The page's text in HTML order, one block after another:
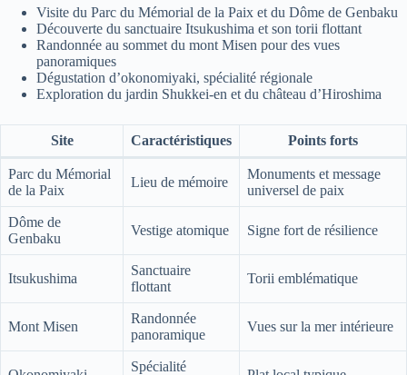
Visite du Parc du Mémorial de la Paix et du Dôme de Genbaku
Découverte du sanctuaire Itsukushima et son torii flottant
Randonnée au sommet du mont Misen pour des vues
panoramiques
Dégustation d’okonomiyaki, spécialité régionale
Exploration du jardin Shukkei-en et du château d’Hiroshima
Site Caractéristiques Points forts
Parc du Mémorial
de la Paix
Lieu de mémoire
Monuments et message
universel de paix
Dôme de
Genbaku
Vestige atomique Signe fort de résilience
Itsukushima
Sanctuaire
flottant
Torii emblématique
Mont Misen
Randonnée
panoramique
Vues sur la mer intérieure
Spécialité